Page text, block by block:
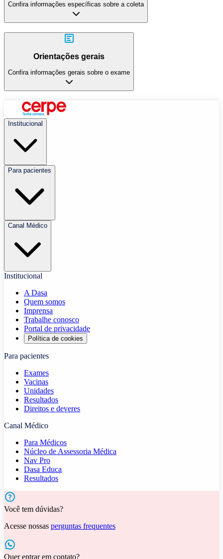
Confira informações específicas sobre a coleta
Orientações gerais
Confira informações gerais sobre o exame
Institucional
Para pacientes
Canal Médico
Institucional
A Dasa
Quem somos
Imprensa
Trabalhe conosco
Portal de privacidade
Política de cookies
Para pacientes
Exames
Vacinas
Unidades
Resultados
Direitos e deveres
Canal Médico
Para Médicos
Núcleo de Assessoria Médica
Nav Pro
Dasa Educa
Resultados
Você tem dúvidas?
Acesse nossas perguntas frequentes
Quer entrar em contato?